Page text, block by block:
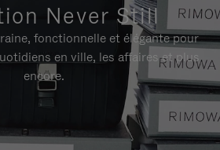
Never Still
fonctionnelle et élégante pour
en ville, les affaires et plus
encore.